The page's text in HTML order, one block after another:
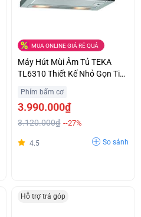
MUA ONLINE GIÁ RẺ QUÁ
Máy Hút Mùi Âm Tủ TEKA
TL6310 Thiết Kế Nhỏ Gọn Tiết
Phím bấm cơ
3.990.000₫
3.120.000₫ --27%
4.5 So sánh
Hỗ trợ trả góp